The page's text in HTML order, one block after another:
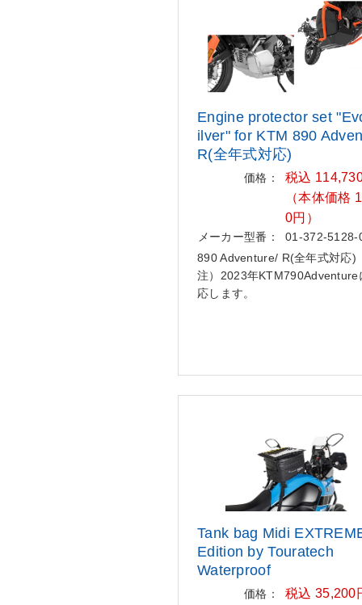
Engine protector set
ilver" for KTM 890
R(全年式対応)
価格：
税込
（本体価格
0円）
メーカー型番：
01-372-5128-
890 Adventure/ R(全年式対応)
注）2023年KTM790Adventure
応します。
Tank bag Midi
Edition by Touratech
Waterproof
価格：
税込 35,200